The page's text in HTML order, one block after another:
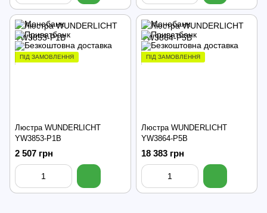
ПІД ЗАМОВЛЕННЯ
Люстра WUNDERLICHT
YW3853-P1B
2 507 грн
ПІД ЗАМОВЛЕННЯ
Люстра WUNDERLICHT
YW3864-P5B
18 383 грн